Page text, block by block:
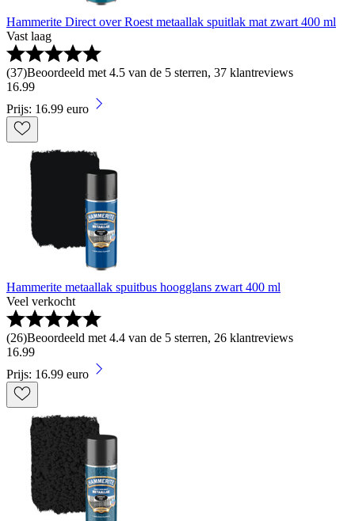
Hammerite Direct over Roest metaallak spuitlak mat zwart 400 ml
Vast laag
(37)Beoordeeld met 4.5 van de 5 sterren, 37 klantreviews
16.99
Prijs: 16.99 euro
Hammerite metaallak spuitbus hoogglans zwart 400 ml
Veel verkocht
(26)Beoordeeld met 4.4 van de 5 sterren, 26 klantreviews
16.99
Prijs: 16.99 euro